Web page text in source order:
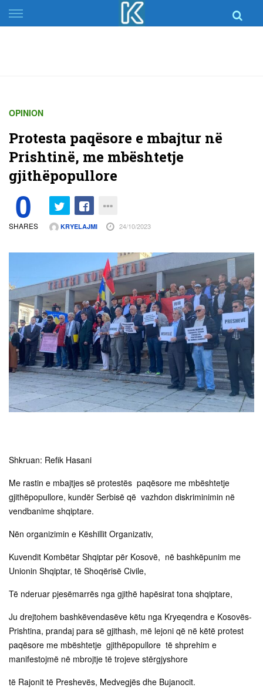
Skip
to
OPINION
Protesta paqësore e mbajtur në
Prishtinë, me mbështetje
gjithëpopullore
0
SHARES KRYELAJMI 24/10/2023
Shkruan: Refik Hasani
Me rastin e mbajtjes së protestës paqësore me mbështetje
gjithëpopullore, kundër Serbisë që vazhdon diskriminimin në
vendbanime shqiptare.
Nën organizimin e Këshillit Organizativ,
Kuvendit Kombëtar Shqiptar për Kosovë, në bashkëpunim me
Unionin Shqiptar, të Shoqërisë Civile,
Të nderuar pjesëmarrës nga gjithë hapësirat tona shqiptare,
Ju drejtohem bashkëvendasëve këtu nga Kryeqendra e Kosovës-
Prishtina, prandaj para së gjithash, më lejoni që në këtë protest
paqësore me mbështetje gjithëpopullore të shprehim e
manifestojmë në mbrojtje të trojeve stërgjyshore
të Rajonit të Preshevës, Medvegjës dhe Bujanocit.